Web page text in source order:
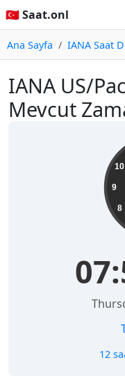
🇹🇷 Saat.onl
Ana Sayfa IANA Saat
IANA US/
Mevcut
8
9
10
12